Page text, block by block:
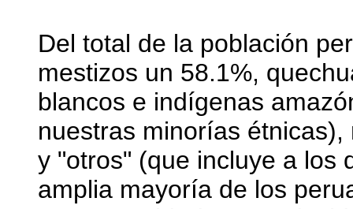
Del total de la población
mestizos un 58.1%,
blancos e indígenas
nuestras minorías
y "otros" (que incluye a los
amplia mayoría de los